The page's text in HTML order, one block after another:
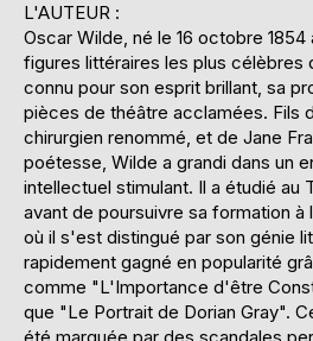
L'AUTEUR :
Oscar Wilde, né le 16 octobre
figures littéraires les plus célèbres
connu pour son esprit brillant, sa
pièces de théâtre acclamées. Fils
chirurgien renommé, et de Jane
poétesse, Wilde a grandi dans un
intellectuel stimulant. Il a étudié au
avant de poursuivre sa formation
où il s'est distingué par son génie
rapidement gagné en popularité
comme "L'Importance d'être
que "Le Portrait de Dorian Gray".